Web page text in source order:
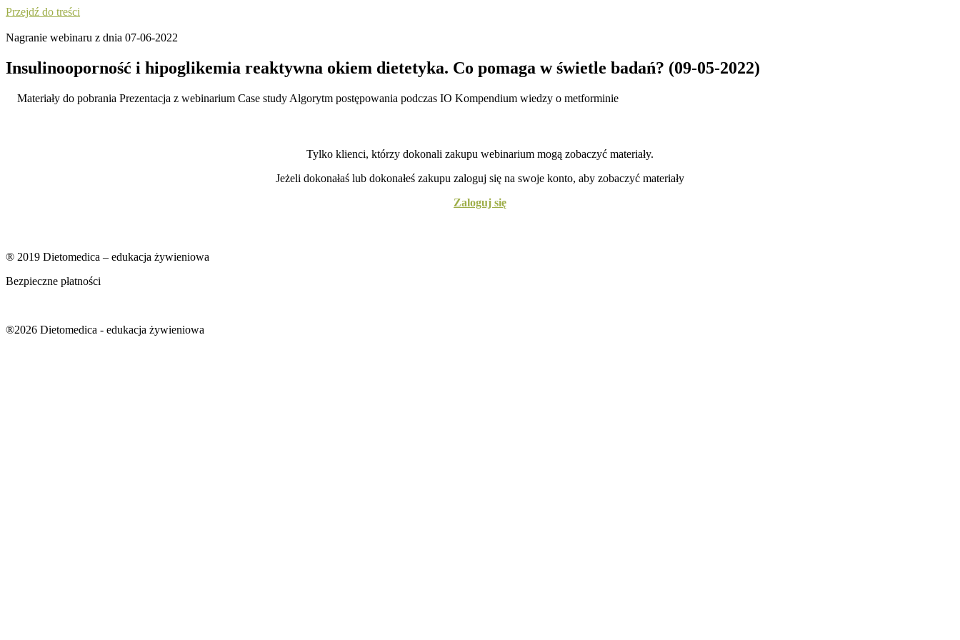
Przejdź do treści
Nagranie webinaru z dnia 07-06-2022
Insulinooporność i hipoglikemia reaktywna okiem dietetyka. Co pomaga w świetle badań? (09-05-2022)
Materiały do pobrania Prezentacja z webinarium Case study Algorytm postępowania podczas IO Kompendium wiedzy o metforminie
Tylko klienci, którzy dokonali zakupu webinarium mogą zobaczyć materiały.
Jeżeli dokonałaś lub dokonałeś zakupu zaloguj się na swoje konto, aby zobaczyć materiały
Zaloguj się
® 2019 Dietomedica – edukacja żywieniowa
Bezpieczne płatności
®2026 Dietomedica - edukacja żywieniowa